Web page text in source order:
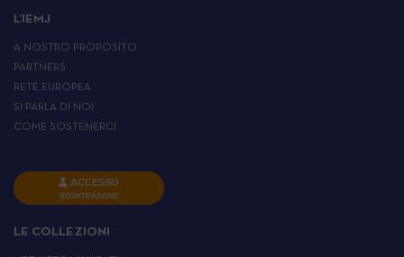
L’IEMJ
A NOSTRO PROPOSITO
PARTNERS
RETE EUROPEA
SI PARLA DI NOI
COME SOSTENERCI
ACCESSO
REGISTRAZIONE
LE COLLEZIONI